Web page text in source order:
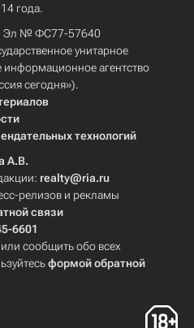
года.
Эл № ФС77-57640
унитарное
агентство
сегодня»).
технологий
А.В.
realty@ria.ru
релизов и рекламы
связи
6601
сообщить обо всех
формой обратной